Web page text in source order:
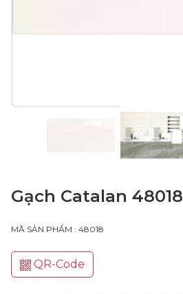
Gạch Catalan 48018
MÃ SẢN PHẨM : 48018
QR-Code